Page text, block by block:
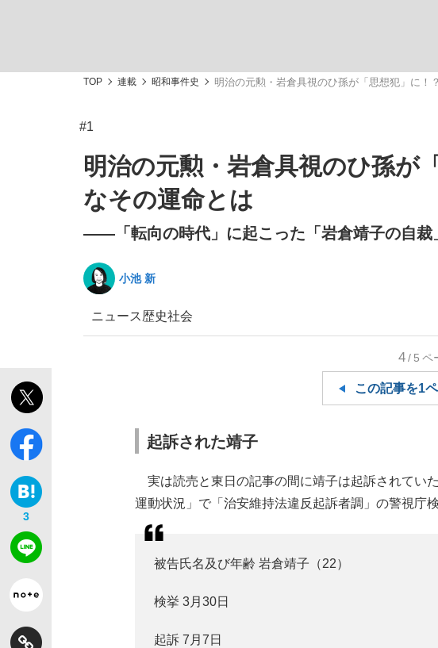
TOP 連載 昭和事件史 明治の元勲・岩倉具視のひ孫が「思想犯」に！
#1
明治の元勲・岩倉具視のひ孫が
なその運命とは
――「転向の時代」に起こった「岩倉靖子の自裁
小池 新
ニュース歴史社会
3
4/5 ペ
この記事を1
起訴された靖子
実は読売と東日の記事の間に靖子は起訴されてい
運動状況」で「治安維持法違反起訴者調」の警視庁
被告氏名及び年齢 岩倉靖子（22）
検挙 3月30日
起訴 7月7日